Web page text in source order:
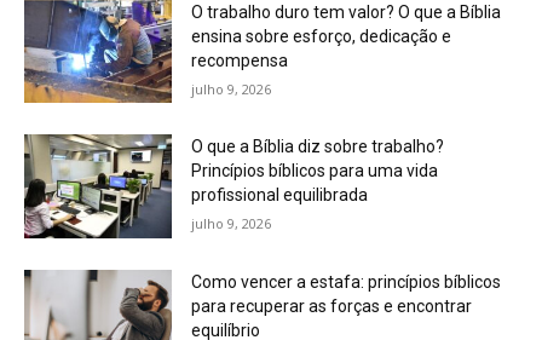
O trabalho duro tem valor? O que a Bíblia
ensina sobre esforço, dedicação e
recompensa
julho 9, 2026
O que a Bíblia diz sobre trabalho?
Princípios bíblicos para uma vida
profissional equilibrada
julho 9, 2026
Como vencer a estafa: princípios bíblicos
para recuperar as forças e encontrar
equilíbrio